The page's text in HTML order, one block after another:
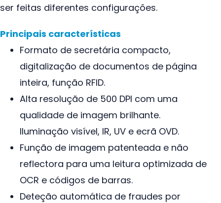
ser feitas diferentes configurações.
Principais características
Formato de secretária compacto,
digitalização de documentos de página
inteira, função RFID.
Alta resolução de 500 DPI com uma
qualidade de imagem brilhante.
Iluminação visível, IR, UV e ecrã OVD.
Função de imagem patenteada e não
reflectora para uma leitura optimizada de
OCR e códigos de barras.
Deteção automática de fraudes por